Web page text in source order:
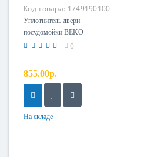
Код товара: 1749190100
Уплотнитель двери
посудомойки BEKO
1749190100
0
855.00р.
На складе